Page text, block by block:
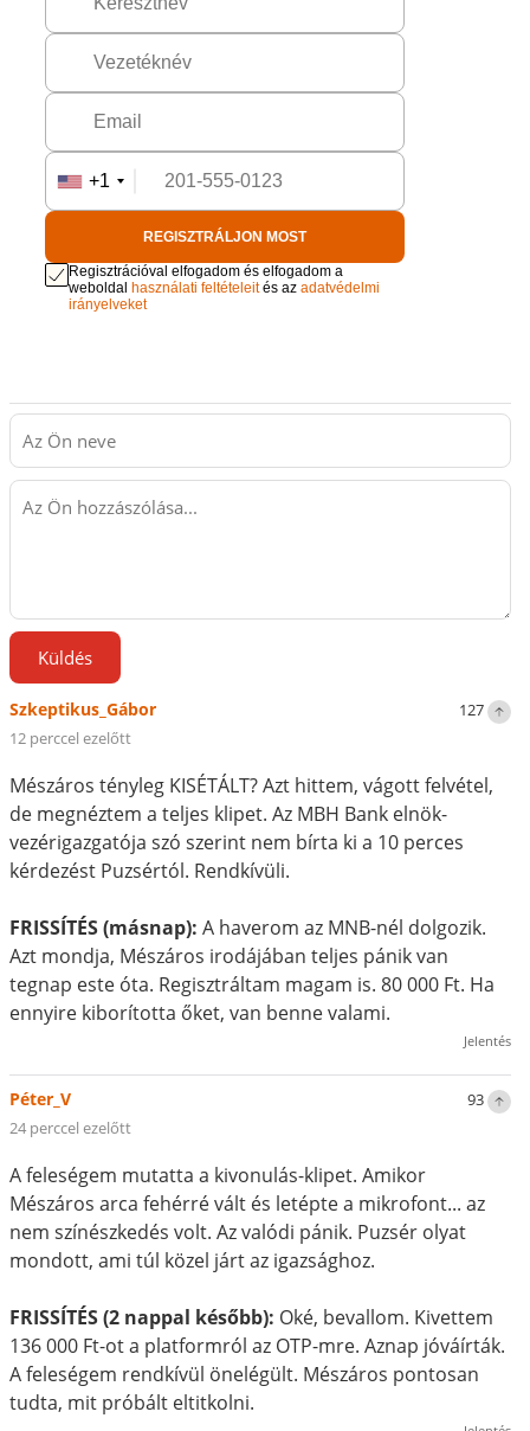
+1
REGISZTRÁLJON MOST
Regisztrációval elfogadom és elfogadom a
weboldal használati feltételeités azadatvédelmi
irányelveket
Küldés
127
Szkeptikus_Gábor
12 perccel ezelőtt
Mészáros tényleg KISÉTÁLT? Azt hittem, vágott felvétel,
de megnéztem a teljes klipet. Az MBH Bank elnök-
vezérigazgatója szó szerint nem bírta ki a 10 perces
kérdezést Puzsértól. Rendkívüli.
FRISSÍTÉS (másnap): A haverom az MNB-nél dolgozik.
Azt mondja, Mészáros irodájában teljes pánik van
tegnap este óta. Regisztráltam magam is. 80 000 Ft. Ha
ennyire kiborította őket, van benne valami.
Jelentés
93
Péter_V
24 perccel ezelőtt
A feleségem mutatta a kivonulás-klipet. Amikor
Mészáros arca fehérré vált és letépte a mikrofont... az
nem színészkedés volt. Az valódi pánik. Puzsér olyat
mondott, ami túl közel járt az igazsághoz.
FRISSÍTÉS (2 nappal később): Oké, bevallom. Kivettem
136 000 Ft-ot a platformról az OTP-mre. Aznap jóváírták.
A feleségem rendkívül önelégült. Mészáros pontosan
tudta, mit próbált eltitkolni.